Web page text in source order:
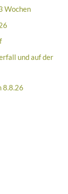
Wochen
und auf der
8.8.26